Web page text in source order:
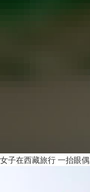
女子在西藏旅行 一抬眼